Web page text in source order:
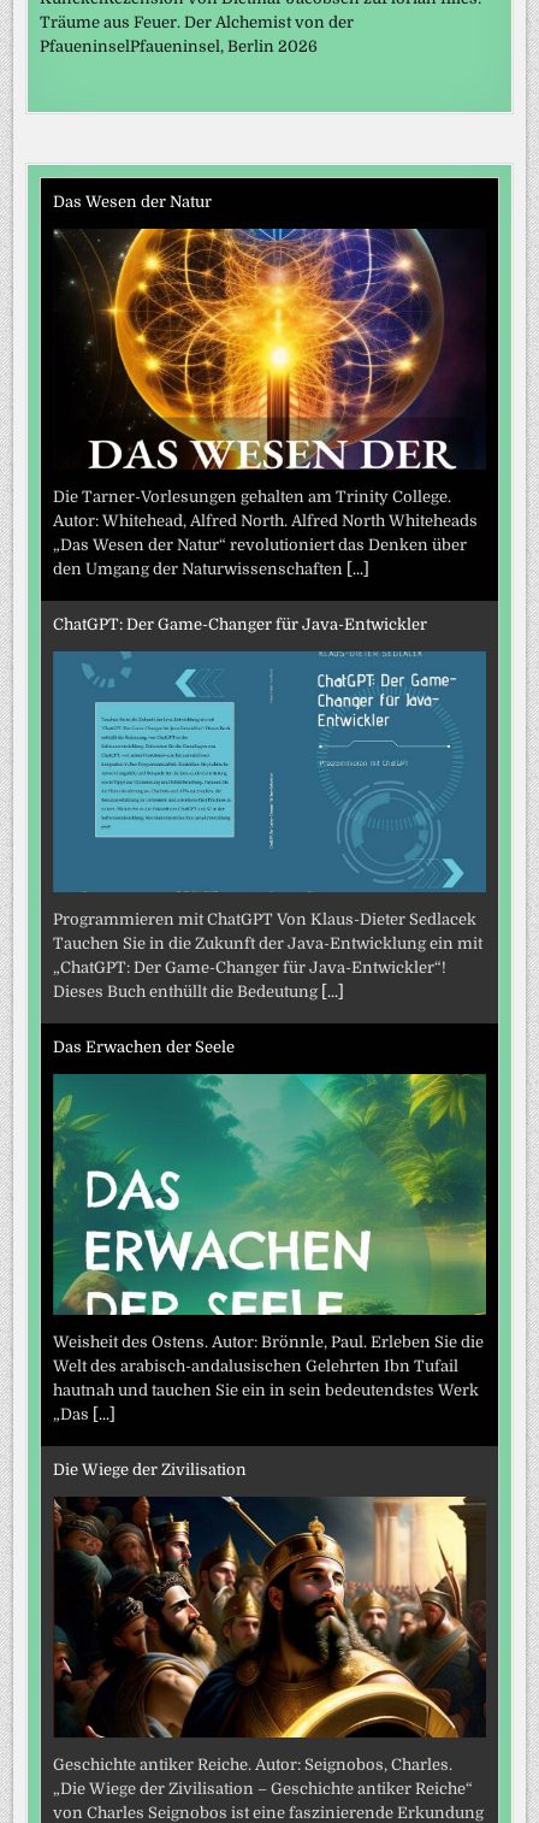
Träume aus Feuer. Der Alchemist von der
PfaueninselPfaueninsel, Berlin 2026
Das Wesen der Natur
Die Tarner-Vorlesungen gehalten am Trinity College.
Autor: Whitehead, Alfred North. Alfred North Whiteheads
„Das Wesen der Natur“ revolutioniert das Denken über
den Umgang der Naturwissenschaften
[...]
ChatGPT: Der Game-Changer für Java-Entwickler
Programmieren mit ChatGPT Von Klaus-Dieter Sedlacek
Tauchen Sie in die Zukunft der Java-Entwicklung ein mit
„ChatGPT: Der Game-Changer für Java-Entwickler“!
Dieses Buch enthüllt die Bedeutung [...]
Das Erwachen der Seele
Weisheit des Ostens. Autor: Brönnle, Paul. Erleben Sie die
Welt des arabisch-andalusischen Gelehrten Ibn Tufail
hautnah und tauchen Sie ein in sein bedeutendstes Werk
„Das
[...]
Die Wiege der Zivilisation
Geschichte antiker Reiche. Autor: Seignobos, Charles.
„Die Wiege der Zivilisation – Geschichte antiker Reiche“
von Charles Seignobos ist eine faszinierende Erkundung